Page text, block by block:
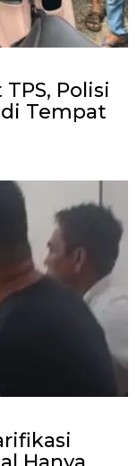
Polisi
Tempat